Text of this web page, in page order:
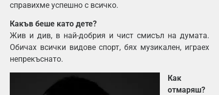
справихме успешно с всичко.
Какъв беше като дете?
Жив и див, в най-добрия и чист смисъл на думата.
Обичах всички видове спорт, бях музикален, играех
непрекъснато.
Как
отмаряш?